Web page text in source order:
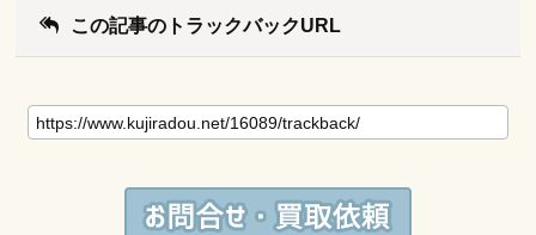
この記事のトラックバックURL